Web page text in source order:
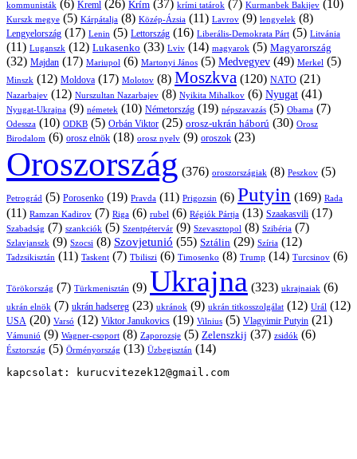
kommunisták (6) Kreml (26) Krím (37) krími tatárok (7) Kurmanbek Bakijev (10)
Kurszk megye (5) Kárpátalja (8) Közép-Ázsia (11) Lavrov (9) lengyelek (8)
Lengyelország (17) Lenin (5) Lettország (16) Liberális-Demokrata Párt (5) Litvánia
(11) Luganszk (12) Lukasenko (33) Lviv (14) magyarok (5) Magyarország
(32) Majdan (17) Mariupol (6) Martonyi János (5) Medvegyev (49) Merkel (5)
Minszk (12) Moldova (17) Molotov (8) Moszkva (120) NATO (21)
Nazarbajev (12) Nurszultan Nazarbajev (8) Nyikita Mihalkov (6) Nyugat (41)
Nyugat-Ukrajna (9) németek (10) Németország (19) népszavazás (5) Obama (7)
Odessza (10) ODKB (5) Orbán Viktor (25) orosz-ukrán háború (30) Orosz
Birodalom (6) orosz elnök (18) orosz nyelv (9) oroszok (23)
Oroszország (376) oroszországiak (8) Peszkov (5)
Petrográd (5) Porosenko (19) Pravda (11) Prigozsin (6) Putyin (169) Rada
(11) Ramzan Kadirov (7) Riga (6) rubel (6) Régiók Pártja (13) Szaakasvili (17)
Szabadság (7) szankciók (5) Szentpétervár (9) Szevasztopol (8) Szibéria (7)
Szlavjanszk (9) Szocsi (8) Szovjetunió (55) Sztálin (29) Szíria (12)
Tadzsikisztán (11) Taskent (7) Tbiliszi (6) Timosenko (8) Trump (14) Turcsinov (6)
Törökország (7) Türkmenisztán (9) Ukrajna (323) ukrajnaiak (6)
ukrán elnök (7) ukrán hadsereg (23) ukránok (9) ukrán titkosszolgálat (12) Urál (12)
USA (20) Varsó (12) Viktor Janukovics (19) Vilnius (5) Vlagyimir Putyin (21)
Vámunió (9) Wagner-csoport (8) Zaporozsje (5) Zelenszkij (37) zsidók (6)
Észtország (5) Örményország (13) Üzbegisztán (14)
kapcsolat: kurucvitezek12@gmail.com